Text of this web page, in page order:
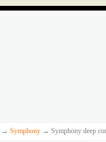
→ Symphony → Symphony deep